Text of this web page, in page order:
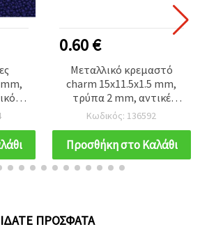
0.60 €
Μεταλλικό κρεμαστό
charm 15x11.5x1.5 mm,
τρύπα 2 mm, αντικέ
ασημί χρώμα - 10
τεμάχια
Κωδικός: 136592
Προσθήκη στο Καλάθι
ΠΡΌΣΦΑΤΑ